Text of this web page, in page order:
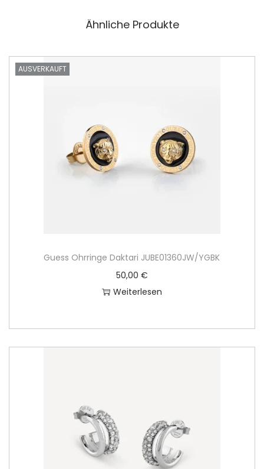
Ähnliche Produkte
AUSVERKAUFT
Guess Ohrringe Daktari JUBE01360JW/YGBK
50,00 €
Weiterlesen